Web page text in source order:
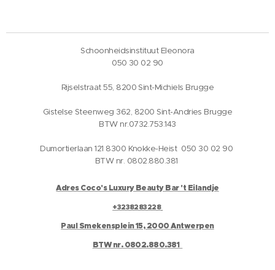
Schoonheidsinstituut Eleonora
050 30 02 90
Rijselstraat 55, 8200 Sint-Michiels Brugge
Gistelse Steenweg 362, 8200 Sint-Andries Brugge
BTW nr.0732.753.143
Dumortierlaan 121 8300 Knokke-Heist 050 30 02 90
BTW nr. 0802.880.381
Adres Coco's Luxury Beauty Bar 't Eilandje
+3238283228
Paul Smekensplein 15, 2000 Antwerpen
BTW nr. 0802.880.381